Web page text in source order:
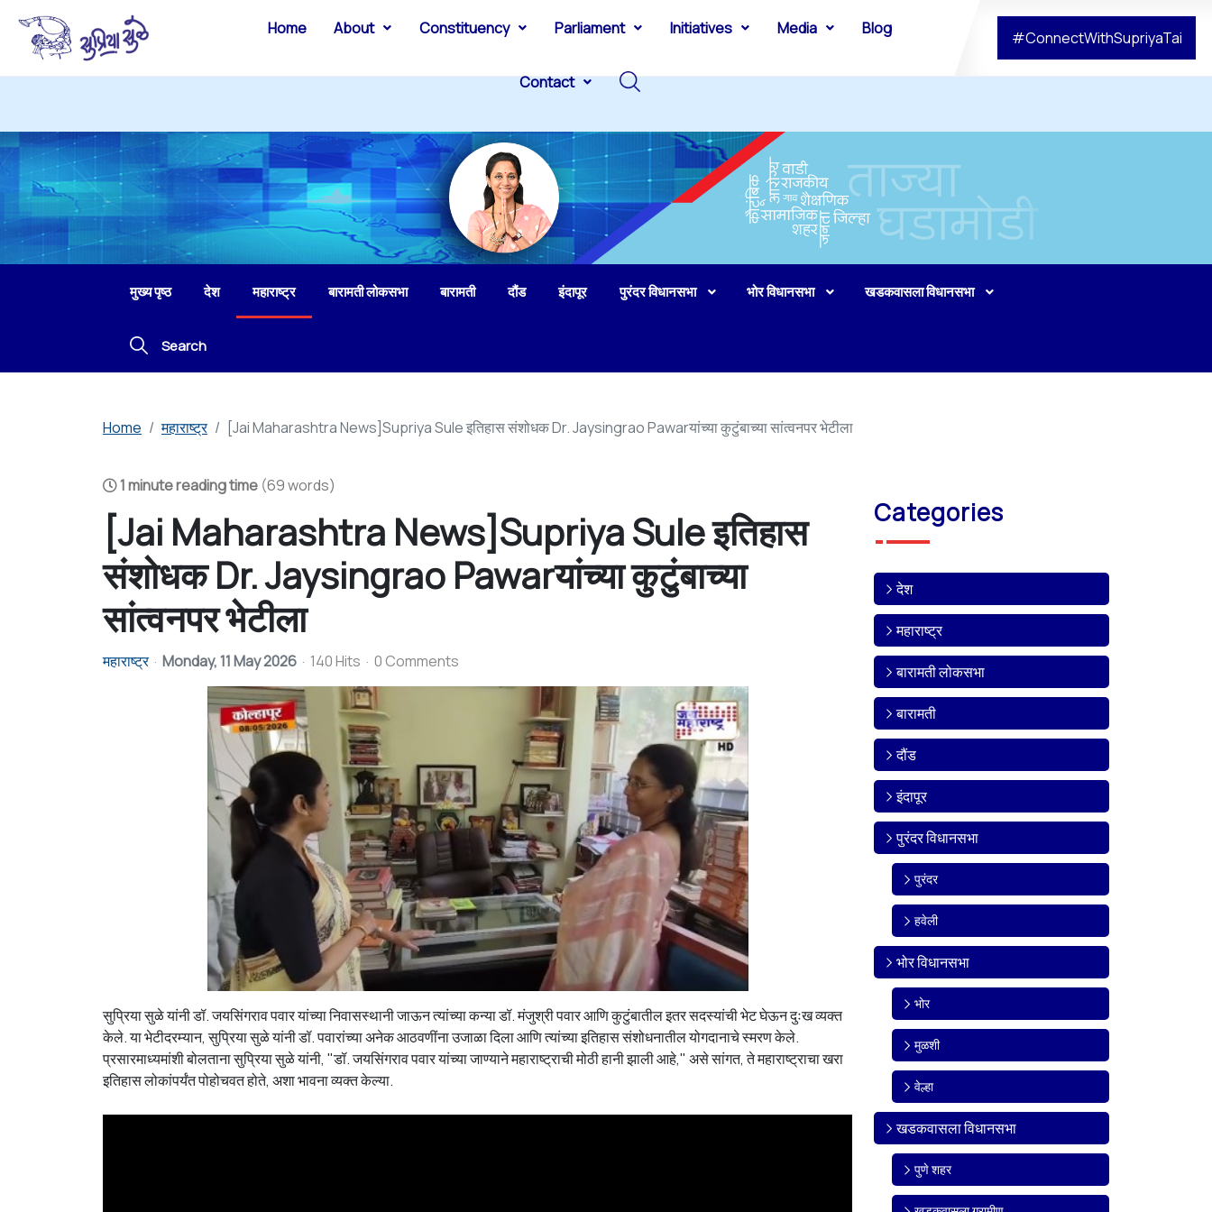
Home About Constituency Parliament Initiatives Media Blog
Contact
#ConnectWithSupriyaTai
मुख्य पृष्ठ देश महाराष्ट्र बारामती लोकसभा बारामती दौंड इंदापूर पुरंदर विधानसभा भोर विधानसभा खडकवासला विधानसभा
Search
Home महाराष्ट्र [Jai Maharashtra News]Supriya Sule इतिहास संशोधक Dr. Jaysingrao Pawarयांच्या कुटुंबाच्या सांत्वनपर भेटीला
1 minute reading time (69 words)
[Jai Maharashtra News]Supriya Sule इतिहास
संशोधक Dr. Jaysingrao Pawarयांच्या कुटुंबाच्या
सांत्वनपर भेटीला
महाराष्ट्र Monday, 11 May 2026 140 Hits 0 Comments
सुप्रिया सुळे यांनी डॉ. जयसिंगराव पवार यांच्या निवासस्थानी जाऊन त्यांच्या कन्या डॉ. मंजुश्री पवार आणि कुटुंबातील इतर सदस्यांची भेट घेऊन दुःख व्यक्त
केले. या भेटीदरम्यान, सुप्रिया सुळे यांनी डॉ. पवारांच्या अनेक आठवणींना उजाळा दिला आणि त्यांच्या इतिहास संशोधनातील योगदानाचे स्मरण केले.
प्रसारमाध्यमांशी बोलताना सुप्रिया सुळे यांनी, "डॉ. जयसिंगराव पवार यांच्या जाण्याने महाराष्ट्राची मोठी हानी झाली आहे," असे सांगत, ते महाराष्ट्राचा खरा
इतिहास लोकांपर्यंत पोहोचवत होते, अशा भावना व्यक्त केल्या.
Categories
देश
महाराष्ट्र
बारामती लोकसभा
बारामती
दौंड
इंदापूर
पुरंदर विधानसभा
पुरंदर
हवेली
भोर विधानसभा
भोर
मुळशी
वेल्हा
खडकवासला विधानसभा
पुणे शहर